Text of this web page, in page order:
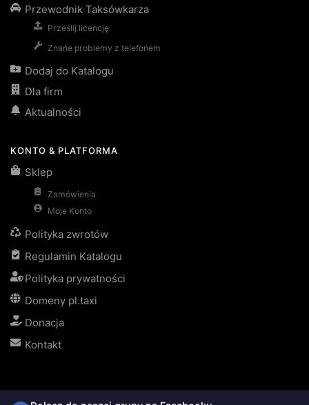
Przewodnik Taksówkarza
Prześlij licencję
Znane problemy z telefonem
Dodaj do Katalogu
Dla firm
Aktualności
KONTO & PLATFORMA
Sklep
Zamówienia
Moje Konto
Polityka zwrotów
Regulamin Katalogu
Polityka prywatności
Domeny pl.taxi
Donacja
Kontakt